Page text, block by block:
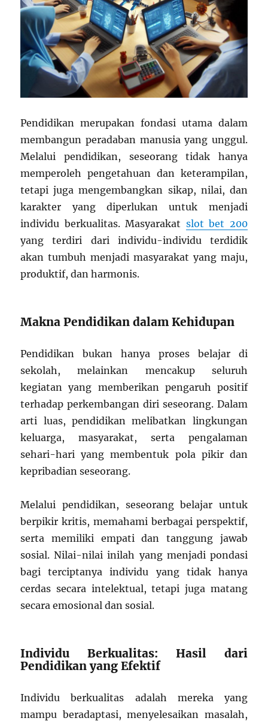
Pendidikan merupakan fondasi utama dalam
membangun peradaban manusia yang unggul.
Melalui pendidikan, seseorang tidak hanya
memperoleh pengetahuan dan keterampilan,
tetapi juga mengembangkan sikap, nilai, dan
karakter yang diperlukan untuk menjadi
individu berkualitas. Masyarakat slot bet 200
yang terdiri dari individu-individu terdidik
akan tumbuh menjadi masyarakat yang maju,
produktif, dan harmonis.
Makna Pendidikan dalam Kehidupan
Pendidikan bukan hanya proses belajar di
sekolah, melainkan mencakup seluruh
kegiatan yang memberikan pengaruh positif
terhadap perkembangan diri seseorang. Dalam
arti luas, pendidikan melibatkan lingkungan
keluarga, masyarakat, serta pengalaman
sehari-hari yang membentuk pola pikir dan
kepribadian seseorang.
Melalui pendidikan, seseorang belajar untuk
berpikir kritis, memahami berbagai perspektif,
serta memiliki empati dan tanggung jawab
sosial. Nilai-nilai inilah yang menjadi pondasi
bagi terciptanya individu yang tidak hanya
cerdas secara intelektual, tetapi juga matang
secara emosional dan sosial.
Individu Berkualitas: Hasil dari
Pendidikan yang Efektif
Individu berkualitas adalah mereka yang
mampu beradaptasi, menyelesaikan masalah,